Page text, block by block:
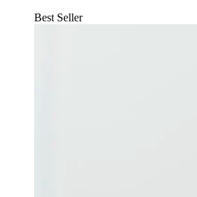
Best Seller